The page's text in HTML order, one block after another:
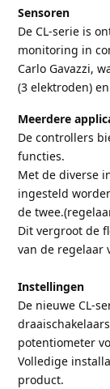
Sensoren
De CL-serie is
monitoring in
Carlo Gavazzi,
(3 elektroden)
Meerdere
De controllers
functies.
Met de diverse
ingesteld
de
Dit vergroot de
van de regelaar
Instellingen
De nieuwe CL-
potentiometer
Volledige
product.